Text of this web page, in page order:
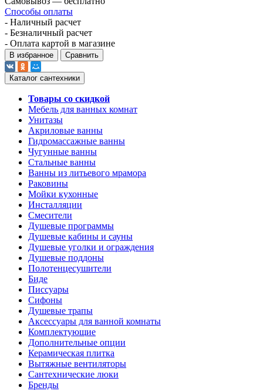
Способы оплаты
- Наличный расчет
- Безналичный расчет
- Оплата картой в магазине
В избранное Сравнить
Каталог сантехники
Товары со скидкой
Мебель для ванных комнат
Унитазы
Акриловые ванны
Гидромассажные ванны
Чугунные ванны
Стальные ванны
Ванны из литьевого мрамора
Раковины
Мойки кухонные
Инсталляции
Смесители
Душевые программы
Душевые кабины и сауны
Душевые уголки и ограждения
Душевые поддоны
Полотенцесушители
Биде
Писсуары
Сифоны
Душевые трапы
Аксессуары для ванной комнаты
Комплектующие
Дополнительные опции
Керамическая плитка
Вытяжные вентиляторы
Сантехнические люки
Бренды